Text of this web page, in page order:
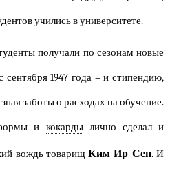
учились в университете.
получали по сезонам новые
1947 года – и стипендию,
заботы о расходах на обучение.
и кокардылично сделал и
вождь товарищКим Ир Сен. И